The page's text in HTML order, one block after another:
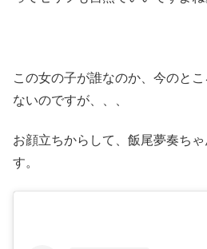
この女の子が誰なのか、今のと
ないのですが、、、
お顔立ちからして、飯尾夢奏ち
す。